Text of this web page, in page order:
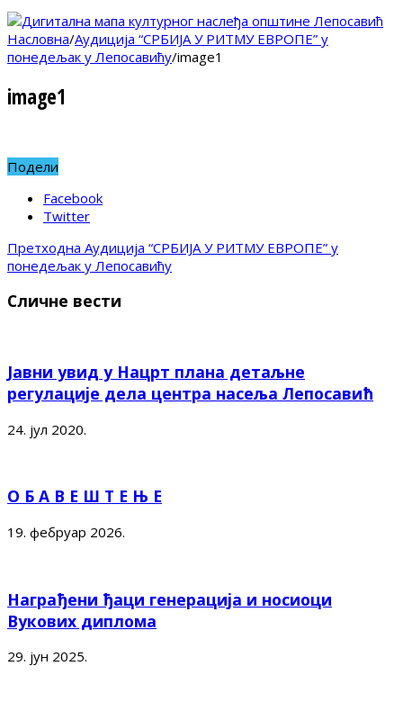
Насловна/Аудиција “СРБИЈА У РИТМУ ЕВРОПЕ” у
понедељак у Лепосавићу/image1
image1
Подели
Facebook
Twitter
Претходна Аудиција “СРБИЈА У РИТМУ ЕВРОПЕ” у
понедељак у Лепосавићу
Сличне вести
Јавни увид у Нацрт плана детаљне
регулације дела центра насеља Лепосавић
24. јул 2020.
О Б А В Е Ш Т Е Њ Е
19. фебруар 2026.
Награђени ђаци генерација и носиоци
Вукових диплома
29. јун 2025.